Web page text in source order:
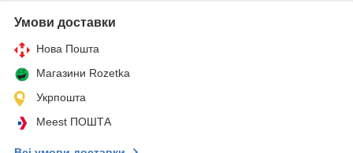
Умови доставки
Нова Пошта
Магазини Rozetka
Укрпошта
Meest ПОШТА